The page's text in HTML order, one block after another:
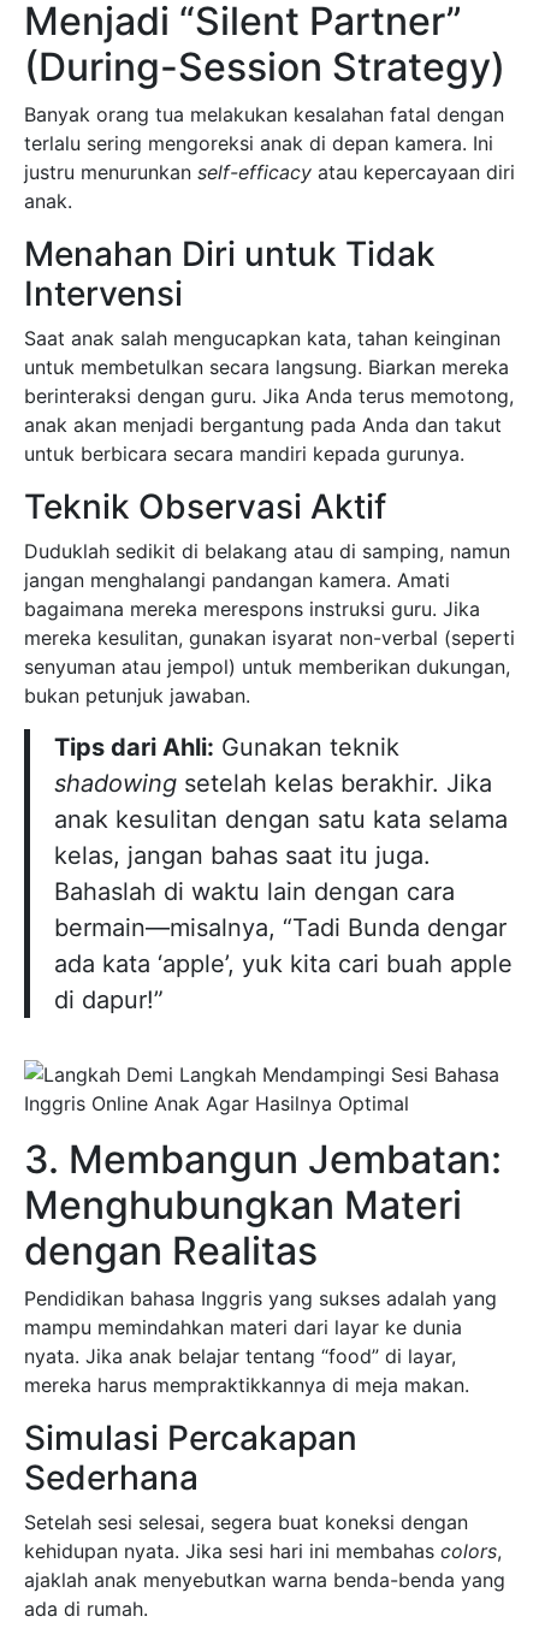
Menjadi “Silent Partner”
(During-Session Strategy)
Banyak orang tua melakukan kesalahan fatal dengan
terlalu sering mengoreksi anak di depan kamera. Ini
justru menurunkan self-efficacy atau kepercayaan diri
anak.
Menahan Diri untuk Tidak
Intervensi
Saat anak salah mengucapkan kata, tahan keinginan
untuk membetulkan secara langsung. Biarkan mereka
berinteraksi dengan guru. Jika Anda terus memotong,
anak akan menjadi bergantung pada Anda dan takut
untuk berbicara secara mandiri kepada gurunya.
Teknik Observasi Aktif
Duduklah sedikit di belakang atau di samping, namun
jangan menghalangi pandangan kamera. Amati
bagaimana mereka merespons instruksi guru. Jika
mereka kesulitan, gunakan isyarat non-verbal (seperti
senyuman atau jempol) untuk memberikan dukungan,
bukan petunjuk jawaban.
Tips dari Ahli: Gunakan teknik
shadowing setelah kelas berakhir. Jika
anak kesulitan dengan satu kata selama
kelas, jangan bahas saat itu juga.
Bahaslah di waktu lain dengan cara
bermain—misalnya, “Tadi Bunda dengar
ada kata ‘apple’, yuk kita cari buah apple
di dapur!”
3. Membangun Jembatan:
Menghubungkan Materi
dengan Realitas
Pendidikan bahasa Inggris yang sukses adalah yang
mampu memindahkan materi dari layar ke dunia
nyata. Jika anak belajar tentang “food” di layar,
mereka harus mempraktikkannya di meja makan.
Simulasi Percakapan
Sederhana
Setelah sesi selesai, segera buat koneksi dengan
kehidupan nyata. Jika sesi hari ini membahas colors,
ajaklah anak menyebutkan warna benda-benda yang
ada di rumah.